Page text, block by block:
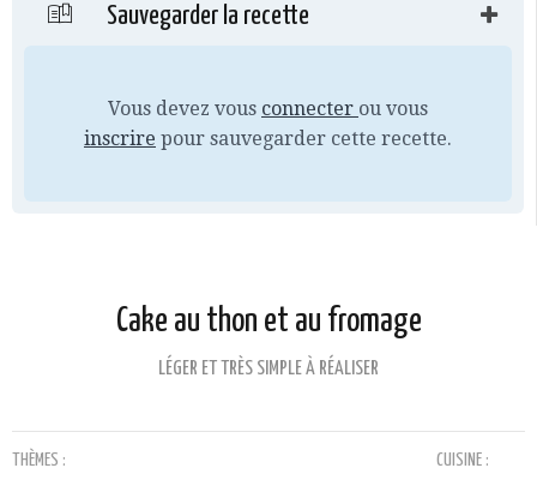
Sauvegarder la recette
Vous devez vous connecter ou vous
inscrire pour sauvegarder cette recette.
Cake au thon et au fromage
LÉGER ET TRÈS SIMPLE À RÉALISER
THÈMES : CUISINE :